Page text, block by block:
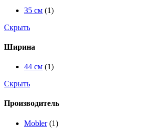
35 см (1)
Скрыть
Ширина
44 см (1)
Скрыть
Производитель
Mobler (1)